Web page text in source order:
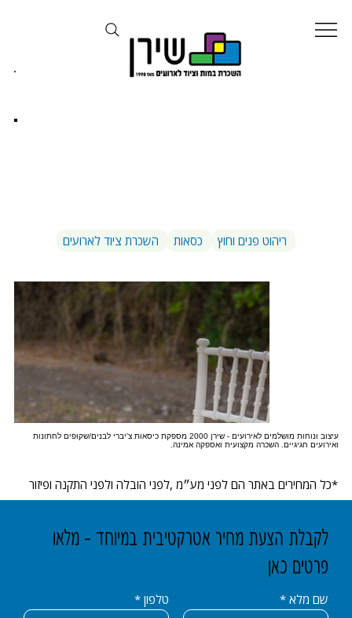
כיסא צ'יברי לבן/שקוף
השכרת ציוד לארועים כסאות ריהוט פנים וחוץ
עיצוב ונוחות מושלמים לאירועים - שירן 2000 מספקת כיסאות צ'יברי לבנים/שקופים לחתונות
ואירועים חגיגיים. השכרה מקצועית ואספקה אמינה.
*כל המחירים באתר הם לפני מע״מ ,לפני הובלה ולפני התקנה ופיזור
לקבלת הצעת מחיר אטרקטיבית במיוחד - מלאו
פרטים כאן
שם מלא טלפון